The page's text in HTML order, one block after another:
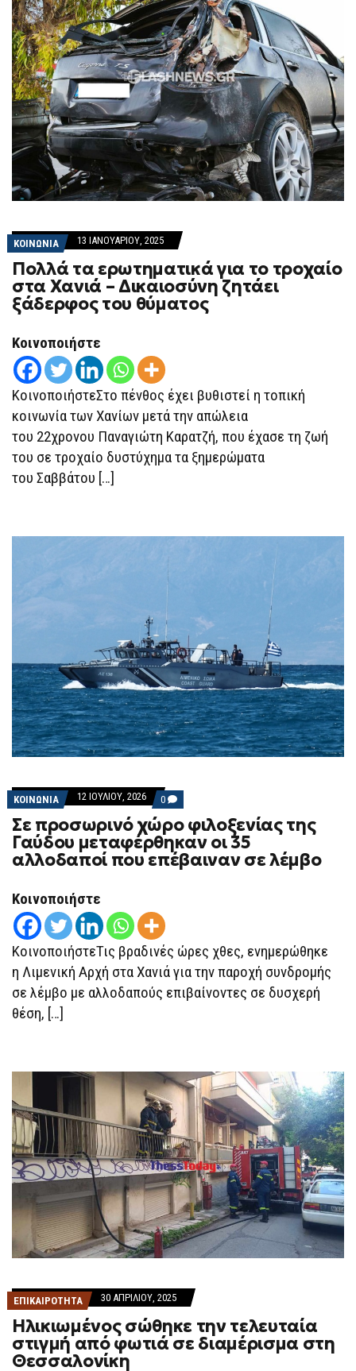
ΚΟΙΝΩΝΙΑ 13 ΙΑΝΟΥΑΡΊΟΥ, 2025
Πολλά τα ερωτηματικά για το τροχαίο
στα Χανιά – Δικαιοσύνη ζητάει
ξάδερφος του θύματος
Κοινοποιήστε
ΚοινοποιήστεΣτο πένθος έχει βυθιστεί η τοπική
κοινωνία των Χανίων μετά την απώλεια
του 22χρονου Παναγιώτη Καρατζή, που έχασε τη ζωή
του σε τροχαίο δυστύχημα τα ξημερώματα
του Σαββάτου […]
ΚΟΙΝΩΝΙΑ 12 ΙΟΥΛΊΟΥ, 2026 0 COMMENTS
ON
ΣΕ
ΠΡΟΣΩΡΙΝΌ
ΧΏΡΟ
ΦΙΛΟΞΕΝΊΑΣ
ΤΗΣ
ΕΠΈΒΑΙΝΑΝ
ΣΕ
ΛΈΜΒΟ
Σε προσωρινό χώρο φιλοξενίας της
Γαύδου μεταφέρθηκαν οι 35
αλλοδαποί που επέβαιναν σε λέμβο
Κοινοποιήστε
ΚοινοποιήστεΤις βραδινές ώρες χθες, ενημερώθηκε
η Λιμενική Αρχή στα Χανιά για την παροχή συνδρομής
σε λέμβο με αλλοδαπούς επιβαίνοντες σε δυσχερή
θέση, […]
ΕΠΙΚΑΙΡΟΤΗΤΑ 30 ΑΠΡΙΛΊΟΥ, 2025
Ηλικιωμένος σώθηκε την τελευταία
στιγμή από φωτιά σε διαμέρισμα στη
Θεσσαλονίκη